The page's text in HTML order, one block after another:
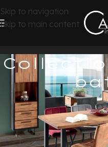
Skip to navigation
Skip to main content